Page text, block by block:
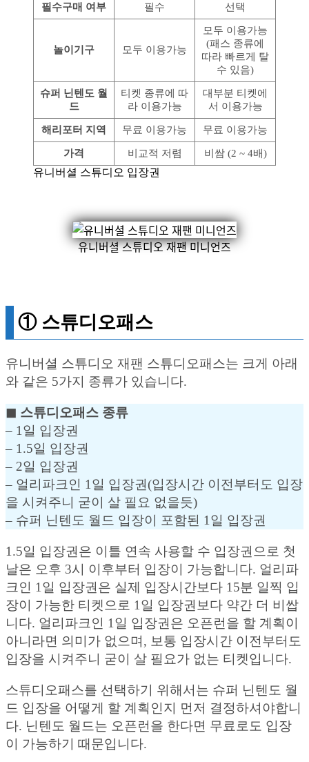
필수구매 여부 필수 선택
놀이기구 모두 이용가능
모두 이용가능
(패스 종류에
따라 빠르게 탈
수 있음)
슈퍼 닌텐도 월
드
티켓 종류에 따
라 이용가능
대부분 티켓에
서 이용가능
해리포터 지역 무료 이용가능 무료 이용가능
가격 비교적 저렴 비쌈 (2 ~ 4배)
유니버셜 스튜디오 입장권
유니버셜 스튜디오 재팬 미니언즈
① 스튜디오패스
유니버셜 스튜디오 재팬 스튜디오패스는 크게 아래
와 같은 5가지 종류가 있습니다.
◼︎ 스튜디오패스 종류
– 1일 입장권
– 1.5일 입장권
– 2일 입장권
– 얼리파크인 1일 입장권(입장시간 이전부터도 입장
을 시켜주니 굳이 살 필요 없을듯)
– 슈퍼 닌텐도 월드 입장이 포함된 1일 입장권
1.5일 입장권은 이틀 연속 사용할 수 입장권으로 첫
날은 오후 3시 이후부터 입장이 가능합니다. 얼리파
크인 1일 입장권은 실제 입장시간보다 15분 일찍 입
장이 가능한 티켓으로 1일 입장권보다 약간 더 비쌉
니다. 얼리파크인 1일 입장권은 오픈런을 할 계획이
아니라면 의미가 없으며, 보통 입장시간 이전부터도
입장을 시켜주니 굳이 살 필요가 없는 티켓입니다.
스튜디오패스를 선택하기 위해서는 슈퍼 닌텐도 월
드 입장을 어떻게 할 계획인지 먼저 결정하셔야합니
다. 닌텐도 월드는 오픈런을 한다면 무료로도 입장
이 가능하기 때문입니다.